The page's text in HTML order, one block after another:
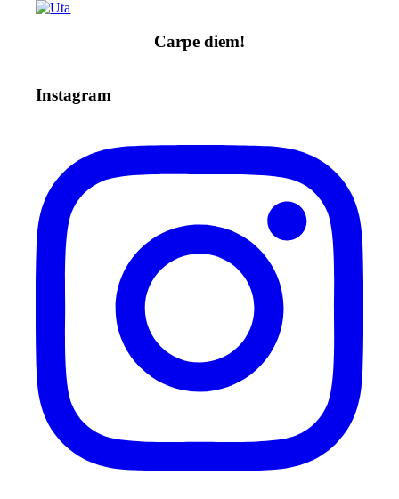
Carpe diem!
Instagram